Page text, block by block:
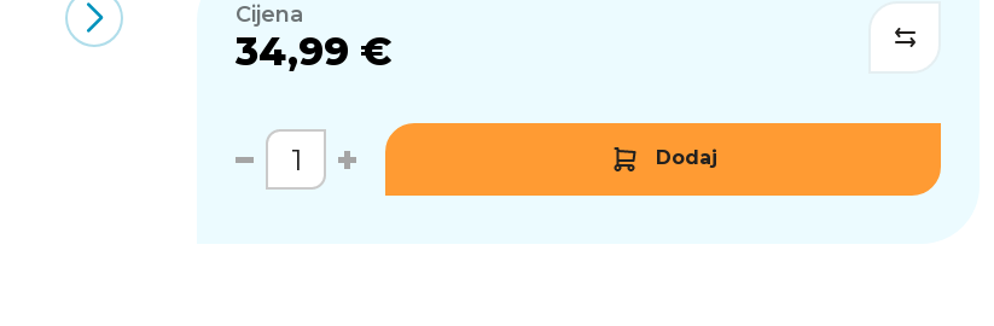
Cijena
34,99 €
Dodaj